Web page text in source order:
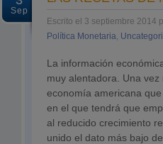
Sep
Escrito el 3 septiembre 2014
Política Monetaria,
La información
muy alentadora. Una
economía americana
en el que tendrá que
al reducido crecimiento
unido el dato más bajo